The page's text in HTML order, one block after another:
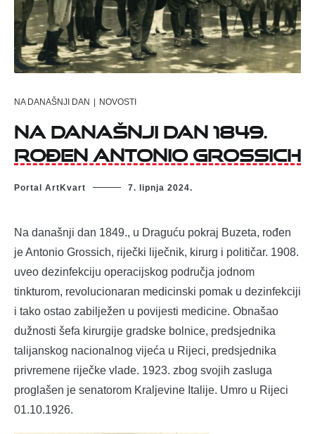
NA DANAŠNJI DAN | NOVOSTI
Na današnji dan 1849.
rođen Antonio Grossich
Portal ArtKvart 7. lipnja 2024.
Na današnji dan 1849., u Draguću pokraj Buzeta, rođen
je Antonio Grossich, riječki liječnik, kirurg i političar. 1908.
uveo dezinfekciju operacijskog područja jodnom
tinkturom, revolucionaran medicinski pomak u dezinfekciji
i tako ostao zabilježen u povijesti medicine. Obnašao
dužnosti šefa kirurgije gradske bolnice, predsjednika
talijanskog nacionalnog vijeća u Rijeci, predsjednika
privremene riječke vlade. 1923. zbog svojih zasluga
proglašen je senatorom Kraljevine Italije. Umro u Rijeci
01.10.1926.